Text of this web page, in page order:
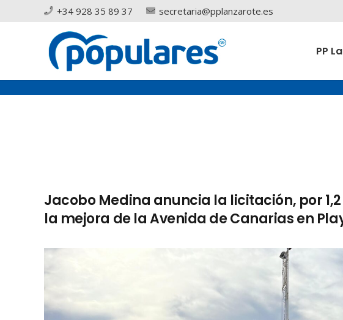
+34 928 35 89 37 secretaria@pplanzarote.es
PP
Jacobo Medina anuncia la licitación, por
la mejora de la Avenida de Canarias en